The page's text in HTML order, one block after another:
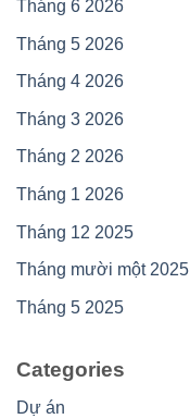
Tháng 6 2026
Tháng 5 2026
Tháng 4 2026
Tháng 3 2026
Tháng 2 2026
Tháng 1 2026
Tháng 12 2025
Tháng mười một 2025
Tháng 5 2025
Categories
Dự án